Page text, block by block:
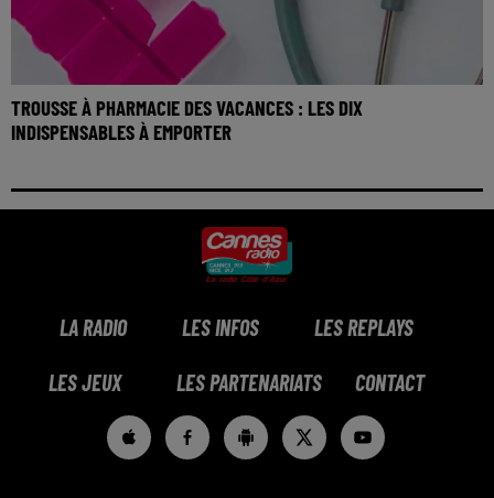
TROUSSE À PHARMACIE DES VACANCES : LES DIX
INDISPENSABLES À EMPORTER
LA RADIO LES INFOS LES REPLAYS
LES JEUX LES PARTENARIATS CONTACT